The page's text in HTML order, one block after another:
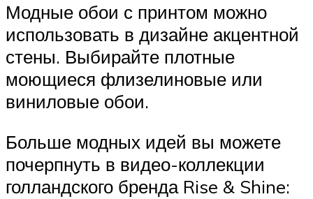
Модные обои с принтом можно
использовать в дизайне акцентной
стены. Выбирайте плотные
моющиеся флизелиновые или
виниловые обои.
Больше модных идей вы можете
почерпнуть в видео-коллекции
голландского бренда Rise & Shine: